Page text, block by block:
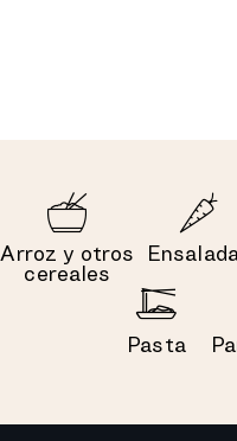
Arroz y otros
cereales
Pasta